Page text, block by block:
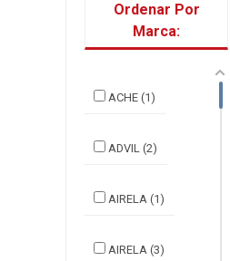
Ordenar Por
Marca:
ACHE (1)
ADVIL (2)
AIRELA (1)
AIRELA (3)